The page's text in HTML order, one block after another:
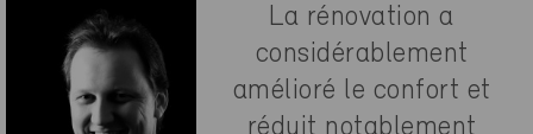
La rénovation a
considérablement
amélioré le confort et